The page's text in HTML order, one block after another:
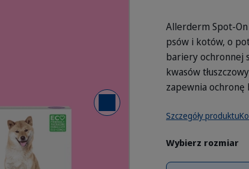
Następny slajd
On
On
On
On
On
On
Allerderm Spot-
psów i kotów, o
bariery ochronnej
kwasów
zapewnia
Szczegóły produktu
Wybierz rozmiar